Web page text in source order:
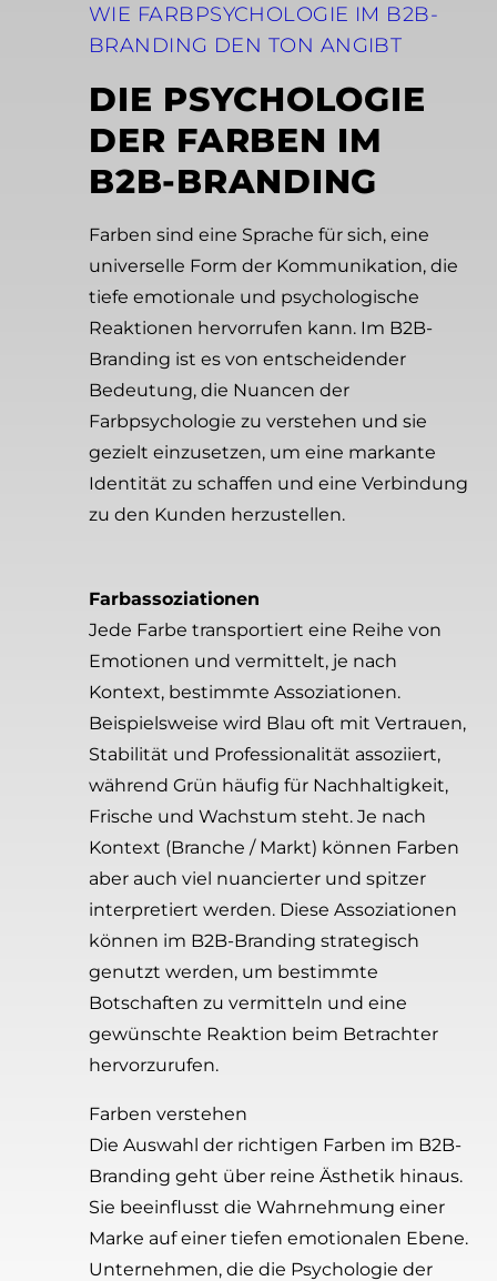
WIE FARBPSYCHOLOGIE IM B2B-
BRANDING DEN TON ANGIBT
DIE PSYCHOLOGIE
DER FARBEN IM
B2B-BRANDING
Farben sind eine Sprache für sich, eine
universelle Form der Kommunikation, die
tiefe emotionale und psychologische
Reaktionen hervorrufen kann. Im B2B-
Branding ist es von entscheidender
Bedeutung, die Nuancen der
Farbpsychologie zu verstehen und sie
gezielt einzusetzen, um eine markante
Identität zu schaffen und eine Verbindung
zu den Kunden herzustellen.
Farbassoziationen
Jede Farbe transportiert eine Reihe von
Emotionen und vermittelt, je nach
Kontext, bestimmte Assoziationen.
Beispielsweise wird Blau oft mit Vertrauen,
Stabilität und Professionalität assoziiert,
während Grün häufig für Nachhaltigkeit,
Frische und Wachstum steht. Je nach
Kontext (Branche / Markt) können Farben
aber auch viel nuancierter und spitzer
interpretiert werden. Diese Assoziationen
können im B2B-Branding strategisch
genutzt werden, um bestimmte
Botschaften zu vermitteln und eine
gewünschte Reaktion beim Betrachter
hervorzurufen.
Farben verstehen
Die Auswahl der richtigen Farben im B2B-
Branding geht über reine Ästhetik hinaus.
Sie beeinflusst die Wahrnehmung einer
Marke auf einer tiefen emotionalen Ebene.
Unternehmen, die die Psychologie der